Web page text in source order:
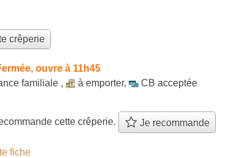
crêperie
ouvre à 11h45
familiale , à emporter,
CB acceptée
cette crêperie. Je recommande
fiche